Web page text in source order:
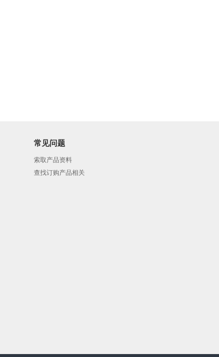
常见问题
索取产品资料
查找订购产品相关